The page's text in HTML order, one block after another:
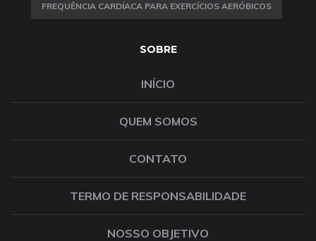
FREQUÊNCIA CARDÍACA PARA EXERCÍCIOS AERÓBICOS
SOBRE
INÍCIO
QUEM SOMOS
CONTATO
TERMO DE RESPONSABILIDADE
NOSSO OBJETIVO